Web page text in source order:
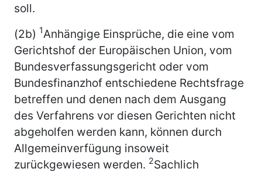
soll.
(2b) 1Anhängige Einsprüche, die eine vom
Gerichtshof der Europäischen Union, vom
Bundesverfassungsgericht oder vom
Bundesfinanzhof entschiedene Rechtsfrage
betreffen und denen nach dem Ausgang
des Verfahrens vor diesen Gerichten nicht
abgeholfen werden kann, können durch
Allgemeinverfügung insoweit
zurückgewiesen werden. 2Sachlich